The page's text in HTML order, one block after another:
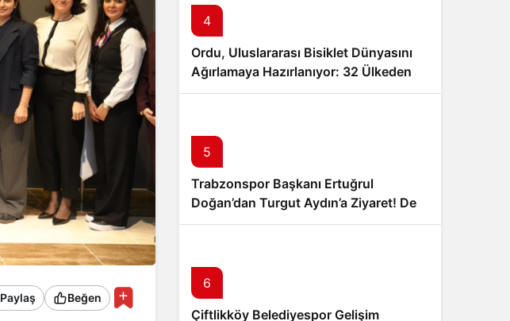
Paylaş Beğen
4
Ordu, Uluslararası Bisiklet Dünyasını
Ağırlamaya Hazırlanıyor: 32 Ülkeden
24 Profesyonel Takım Karadeniz’de
5
Trabzonspor Başkanı Ertuğrul
Doğan’dan Turgut Aydın’a Ziyaret! Dev
İş Birliği Sinyali Mi?
6
Çiftlikköy Belediyespor Gelişim